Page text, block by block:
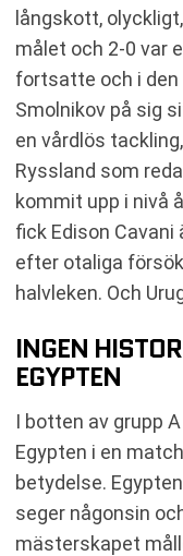
långskott,
målet och 2-0 var
fortsatte och i den
Smolnikov på sig
en vårdlös
Ryssland som
kommit upp i nivå
fick Edison
efter otaliga
halvleken. Och
INGEN
EGYPTEN
I botten av grupp
Egypten i en
betydelse.
seger någonsin
mästerskapet